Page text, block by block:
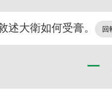
述大衛如何受膏。
一